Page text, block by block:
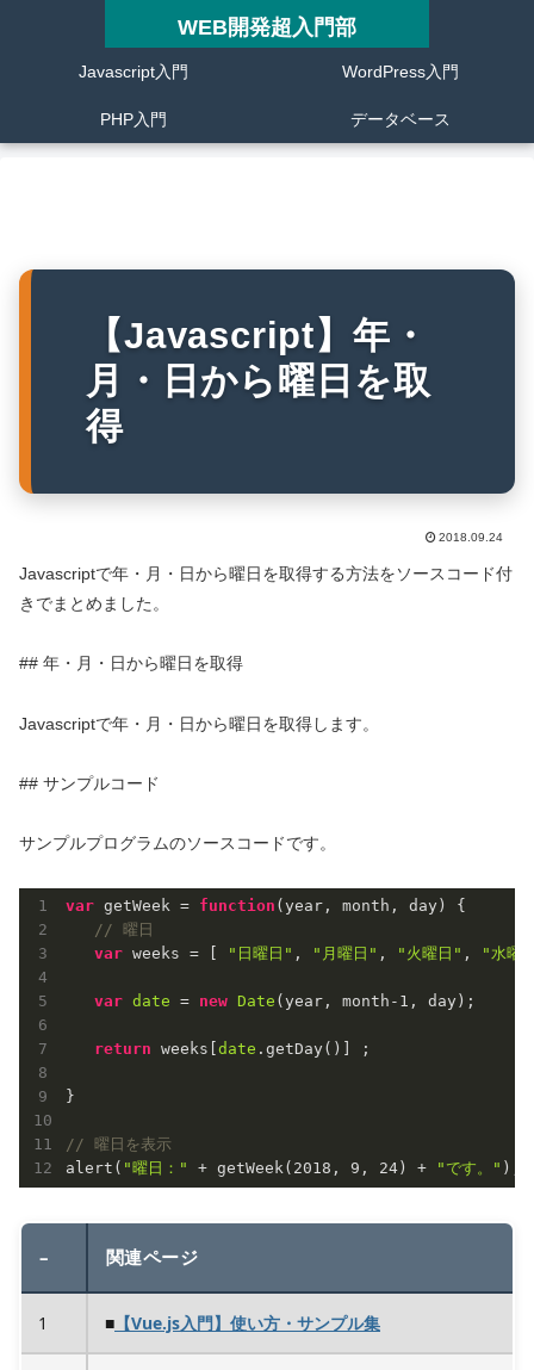
WEB開発超入門部
Javascript入門 WordPress入門
PHP入門 データベース
【Javascript】年・
月・日から曜日を取
得
2018.09.24
Javascriptで年・月・日から曜日を取得する方法をソースコード付
きでまとめました。
## 年・月・日から曜日を取得
Javascriptで年・月・日から曜日を取得します。
## サンプルコード
サンプルプログラムのソースコードです。
var getWeek = function ( year, month, day ) {
// 曜日
var weeks = [ "日曜日" , "月曜日" , "火曜日" , "水曜
var date = new Date (year, month -1 , day);
return weeks[ date .getDay()] ;
}
// 曜日を表示
alert( "曜日：" + getWeek( 2018 , 9 , 24 ) + "です。"
– 関連ページ
1 ■ 【Vue.js入門】使い方・サンプル集